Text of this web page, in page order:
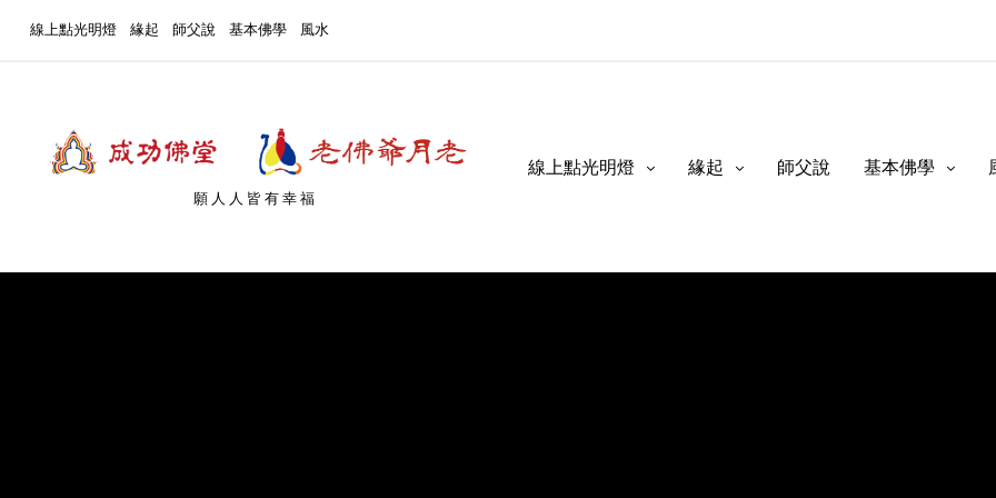
線上點光明燈 緣起 師父說 基本佛學 風水
願人人皆有幸福
線上點光明燈 緣起 師父說 基本佛學